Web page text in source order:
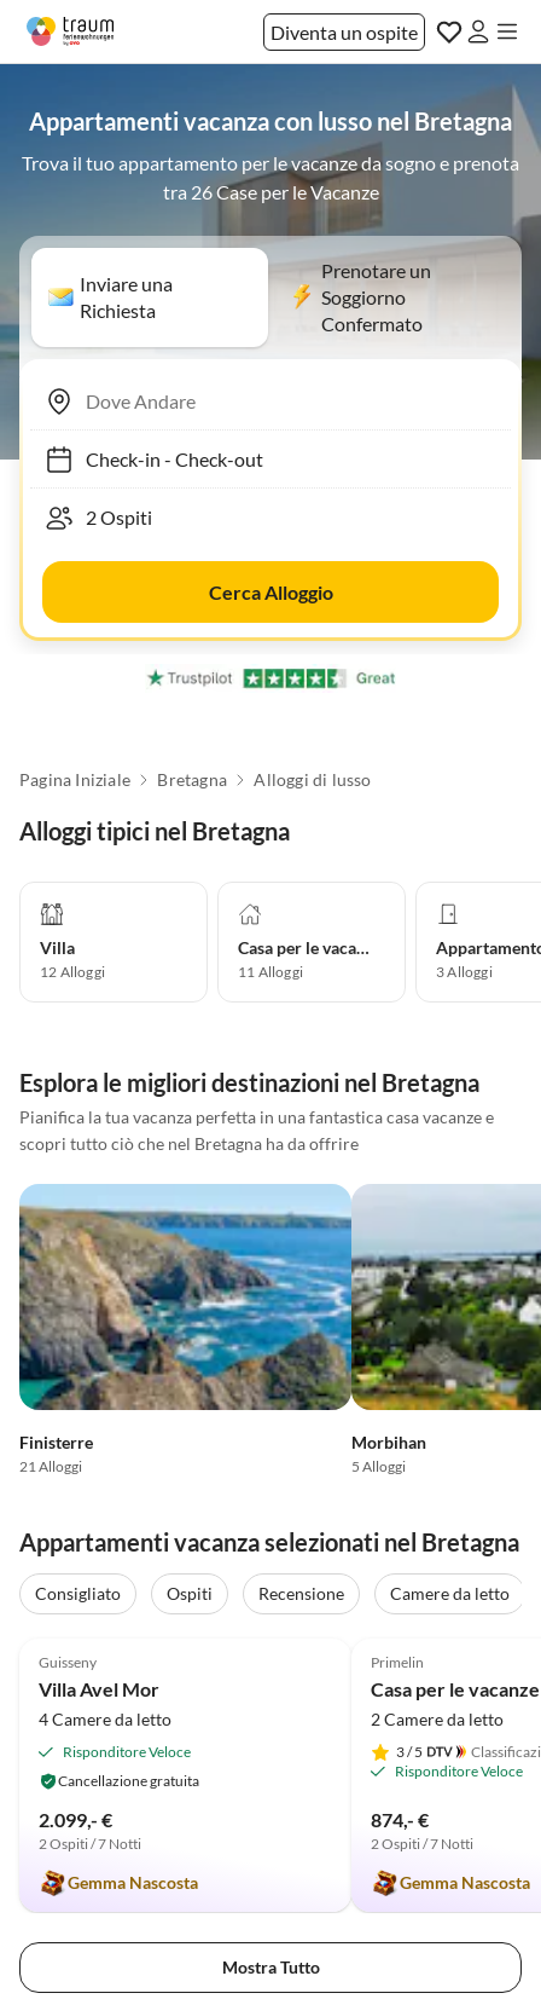
Diventa un ospite
Appartamenti vacanza con lusso nel Bretagna
Trova il tuo appartamento per le vacanze da sogno e prenota
tra 26 Case per le Vacanze
Inviare una
Richiesta
Prenotare un
Soggiorno
Confermato
Check-in- Check-out
Cerca Alloggio
Pagina Iniziale Bretagna Alloggi di lusso
Alloggi tipici nel Bretagna
Villa
12 Alloggi
Casa per le vacanze
11 Alloggi 3Alloggi
Esplora le migliori destinazioni nel Bretagna
Pianifica la tua vacanza perfetta in una fantastica casa vacanze e
scopri tutto ciò che nel Bretagna ha da offrire
Finisterre
21 Alloggi
Morbihan
5 Alloggi
Appartamenti vacanza selezionati nel Bretagna
Consigliato Ospiti Recensione
Camere da letto
Guisseny
Villa Avel Mor
4 Camere da letto
Risponditore Veloce
Cancellazione gratuita
2.099,- €
2 Ospiti / 7 Notti
Gemma Nascosta
Primelin
Casa per le
2 Camere da letto
3/ 5
Risponditore Veloce
874,- €
2 Ospiti / 7 Notti
Gemma Nascosta
Mostra Tutto